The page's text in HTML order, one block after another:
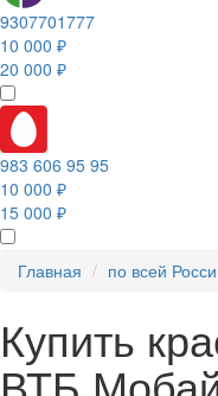
9307701777
10 000 ₽
20 000 ₽
983 606 95 95
10 000 ₽
15 000 ₽
Главная по всей
Купить